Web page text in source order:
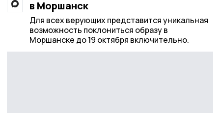
в Моршанск
Для всех верующих представится уникальная
возможность поклониться образу в
Моршанске до 19 октября включительно.